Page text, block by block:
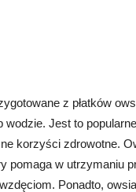
z płatków
wodzie. Jest to
korzyści zdrowotne.
pomaga w utrzymaniu
Ponadto,